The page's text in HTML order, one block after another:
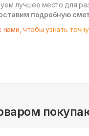
лучшее место для
подробную
нами, чтобы узнать